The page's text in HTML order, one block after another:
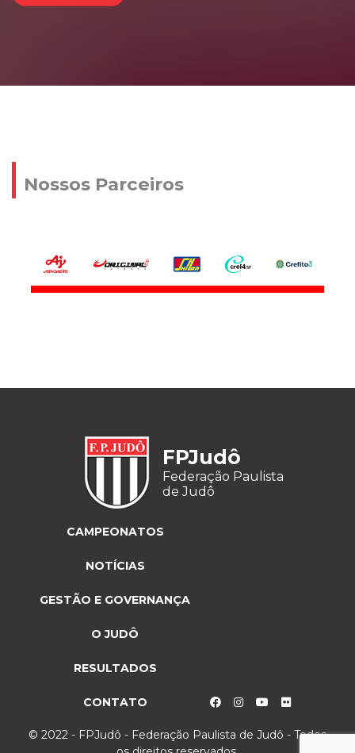
Nossos Parceiros
FPJudô
Federação Paulista
de Judô
CAMPEONATOS
NOTÍCIAS
GESTÃO E GOVERNANÇA
O JUDÔ
RESULTADOS
CONTATO
© 2022 - FPJudô - Federação Paulista de Judô - Todos